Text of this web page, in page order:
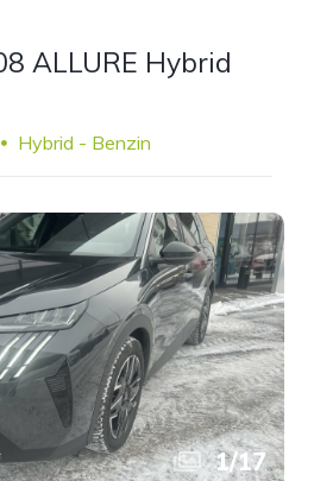
ALLURE Hybrid
Hybrid - Benzin
1/17